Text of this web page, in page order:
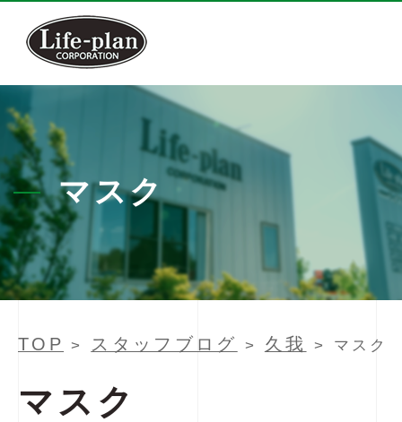
マスク
TOP > スタッフブログ > 久我 > マスク
マスク